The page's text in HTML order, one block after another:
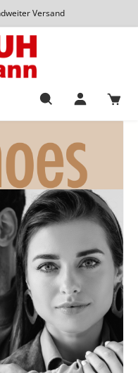
Versand